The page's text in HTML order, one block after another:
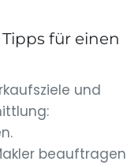
für einen
und
beauftragen